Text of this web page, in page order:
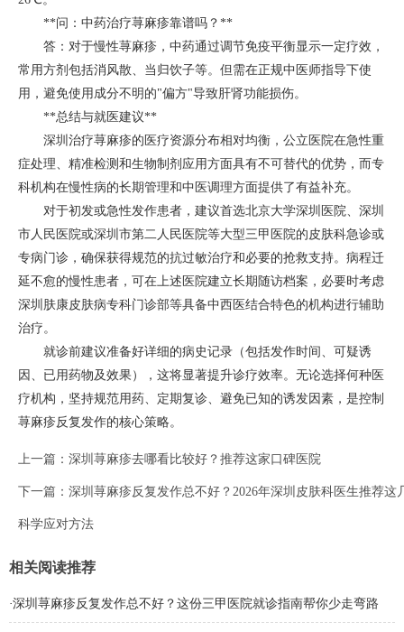
**问：中药治疗荨麻疹靠谱吗？**
答：对于慢性荨麻疹，中药通过调节免疫平衡显示一定疗效，
常用方剂包括消风散、当归饮子等。但需在正规中医师指导下使
用，避免使用成分不明的"偏方"导致肝肾功能损伤。
**总结与就医建议**
深圳治疗荨麻疹的医疗资源分布相对均衡，公立医院在急性重
症处理、精准检测和生物制剂应用方面具有不可替代的优势，而专
科机构在慢性病的长期管理和中医调理方面提供了有益补充。
对于初发或急性发作患者，建议首选北京大学深圳医院、深圳
市人民医院或深圳市第二人民医院等大型三甲医院的皮肤科急诊或
专病门诊，确保获得规范的抗过敏治疗和必要的抢救支持。病程迁
延不愈的慢性患者，可在上述医院建立长期随访档案，必要时考虑
深圳肤康皮肤病专科门诊部等具备中西医结合特色的机构进行辅助
治疗。
就诊前建议准备好详细的病史记录（包括发作时间、可疑诱
因、已用药物及效果），这将显著提升诊疗效率。无论选择何种医
疗机构，坚持规范用药、定期复诊、避免已知的诱发因素，是控制
荨麻疹反复发作的核心策略。
上一篇： 深圳荨麻疹去哪看比较好？推荐这家口碑医院
下一篇： 深圳荨麻疹反复发作总不好？2026年深圳皮肤科医生推荐这
科学应对方法
相关阅读推荐
·深圳荨麻疹反复发作总不好？这份三甲医院就诊指南帮你少走弯路